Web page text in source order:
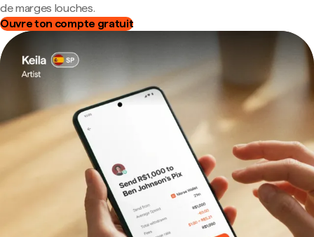
de marges louches.
Ouvre ton compte gratuit